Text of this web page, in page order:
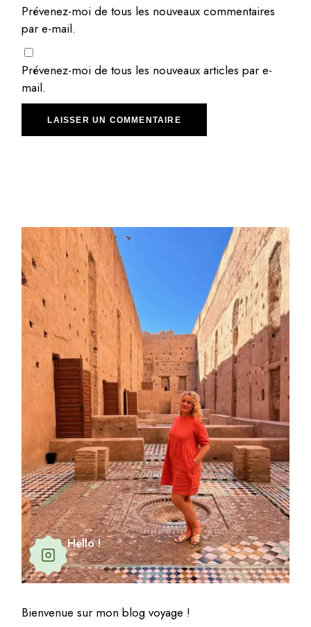
Prévenez-moi de tous les nouveaux commentaires
par e-mail.
Prévenez-moi de tous les nouveaux articles par e-
mail.
LAISSER UN COMMENTAIRE
Hello !
Bienvenue sur mon blog voyage !